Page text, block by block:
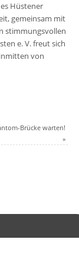
Hüstener
gemeinsam mit
stimmungsvollen
e. V. freut sich
von
Brücke warten!
»